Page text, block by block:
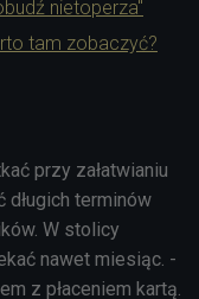
nietoperza"
tam zobaczyć?
przy załatwianiu
długich terminów
W stolicy
nawet miesiąc. -
z płaceniem kartą.